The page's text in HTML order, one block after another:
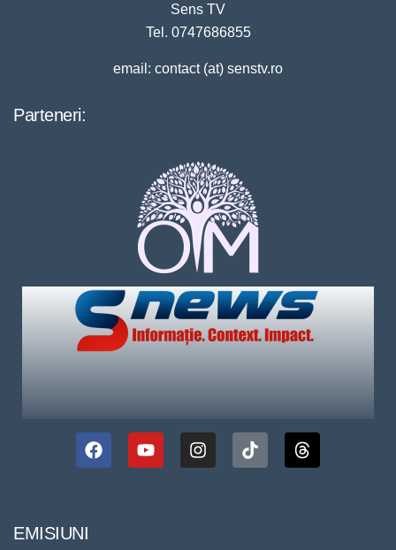
Sens TV
Tel. 0747686855
email: contact (at) senstv.ro
Parteneri:
EMISIUNI